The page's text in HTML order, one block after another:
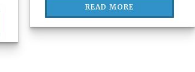
READ MORE